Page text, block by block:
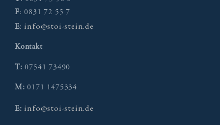
F: 0831 72 55 7
E: info@stoi-stein.de
Kontakt
T:07541 73490
M: 0171 1475334
E: info@stoi-stein.de